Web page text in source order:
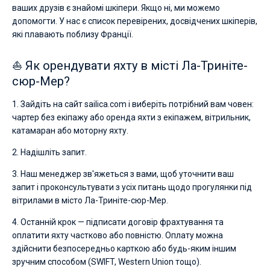
ваших друзів є знайомі шкіпери. Якщо ні, ми можемо
допомогти. У нас є список перевірених, досвідчених шкіперів,
які плавають поблизу Франції.
⛵ Як орендувати яхту в місті Ла-Триніте-
сюр-Мер?
1. Зайдіть на сайт sailica.com і виберіть потрібний вам човен:
чартер без екіпажу або оренда яхти з екіпажем, вітрильник,
катамаран або моторну яхту.
2. Надішліть запит.
3. Наш менеджер зв'яжеться з вами, щоб уточнити ваш
запит і проконсультувати з усіх питань щодо прогулянки під
вітрилами в місто Ла-Триніте-сюр-Мер.
4. Останній крок — підписати договір фрахтування та
оплатити яхту частково або повністю. Оплату можна
здійснити безпосередньо карткою або будь-яким іншим
зручним способом (SWIFT, Western Union тощо).